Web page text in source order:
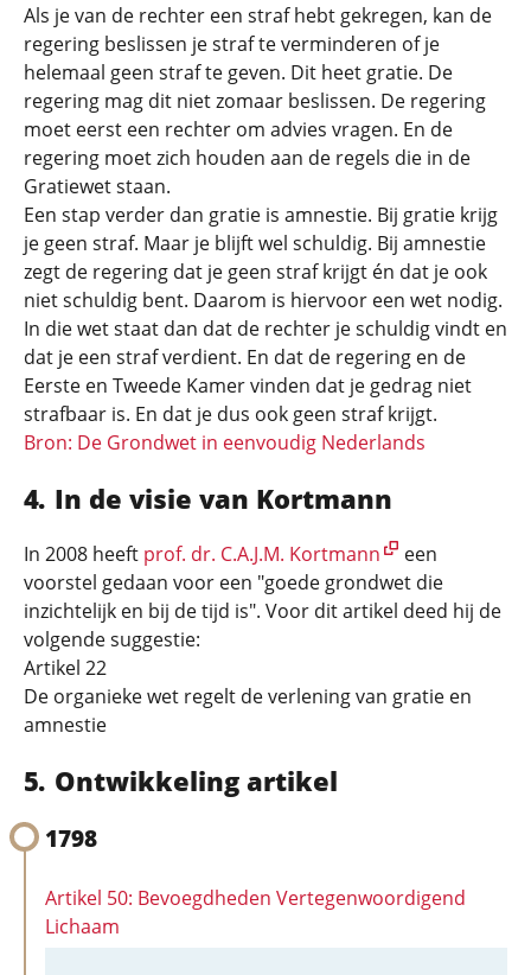
Als je van de rechter een straf hebt gekregen, kan de
regering beslissen je straf te verminderen of je
helemaal geen straf te geven. Dit heet gratie. De
regering mag dit niet zomaar beslissen. De regering
moet eerst een rechter om advies vragen. En de
regering moet zich houden aan de regels die in de
Gratiewet staan.
Een stap verder dan gratie is amnestie. Bij gratie krijg
je geen straf. Maar je blijft wel schuldig. Bij amnestie
zegt de regering dat je geen straf krijgt én dat je ook
niet schuldig bent. Daarom is hiervoor een wet nodig.
In die wet staat dan dat de rechter je schuldig vindt en
dat je een straf verdient. En dat de regering en de
Eerste en Tweede Kamer vinden dat je gedrag niet
strafbaar is. En dat je dus ook geen straf krijgt.
Bron: De Grondwet in eenvoudig Nederlands
In de visie van Kortmann
In 2008 heeft prof. dr. C.A.J.M. Kortmann
een
voorstel gedaan voor een "goede grondwet die
inzichtelijk en bij de tijd is". Voor dit artikel deed hij de
volgende suggestie:
Artikel 22
De organieke wet regelt de verlening van gratie en
amnestie
Ontwikkeling artikel
1798
Artikel 50: Bevoegdheden Vertegenwoordigend
Lichaam